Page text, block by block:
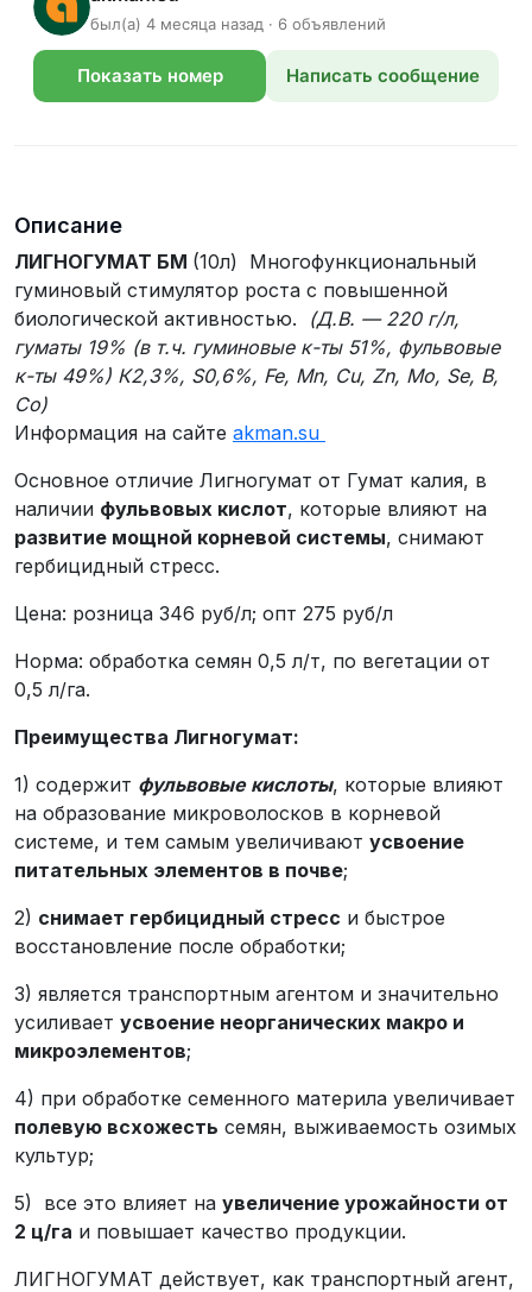
был(а) 4 месяца назад · 6 объявлений
Показать номер Написать сообщение
Описание
ЛИГНОГУМАТ БМ (10л) Многофункциональный
гуминовый стимулятор роста с повышенной
биологической активностью. (Д.В. — 220 г/л,
гуматы 19% (в т.ч. гуминовые к-ты 51%, фульвовые
к-ты 49%) К2,3%, S0,6%, Fe, Mn, Cu, Zn, Mo, Se, B,
Co)
Информация на сайте akman.su
Основное отличие Лигногумат от Гумат калия, в
наличии фульвовых кислот, которые влияют на
развитие мощной корневой системы, снимают
гербицидный стресс.
Цена: розница 346 руб/л; опт 275 руб/л
Норма: обработка семян 0,5 л/т, по вегетации от
0,5 л/га.
Преимущества Лигногумат:
1) содержит фульвовые кислоты, которые влияют
на образование микроволосков в корневой
системе, и тем самым увеличивают усвоение
питательных элементов в почве;
2) снимает гербицидный стресс и быстрое
восстановление после обработки;
3) является транспортным агентом и значительно
усиливает усвоение неорганических макро и
микроэлементов;
4) при обработке семенного материла увеличивает
полевую всхожесть семян, выживаемость озимых
культур;
5) все это влияет на увеличение урожайности от
2 ц/га и повышает качество продукции.
ЛИГНОГУМАТ действует, как транспортный агент,